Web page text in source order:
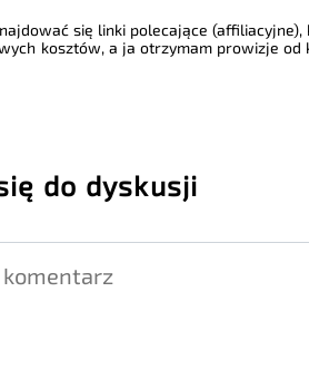
się linki polecające
kosztów, a ja otrzymam prowizje od
do dyskusji